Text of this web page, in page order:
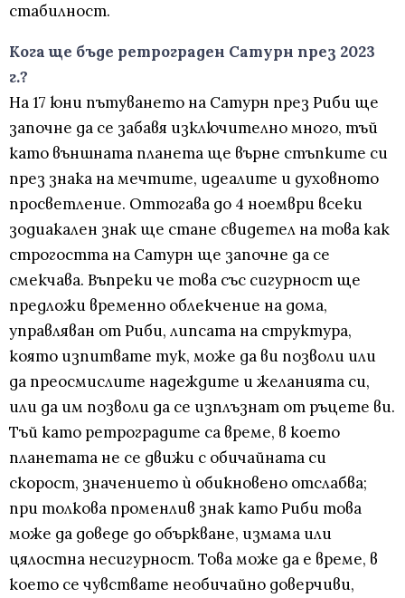
стабилност.
Кога ще бъде ретрограден Сатурн през 2023
г.?
На 17 юни пътуването на Сатурн през Риби ще
започне да се забавя изключително много, тъй
като външната планета ще върне стъпките си
през знака на мечтите, идеалите и духовното
просветление. Оттогава до 4 ноември всеки
зодиакален знак ще стане свидетел на това как
строгостта на Сатурн ще започне да се
смекчава. Въпреки че това със сигурност ще
предложи временно облекчение на дома,
управляван от Риби, липсата на структура,
която изпитвате тук, може да ви позволи или
да преосмислите надеждите и желанията си,
или да им позволи да се изплъзнат от ръцете ви.
Тъй като ретроградите са време, в което
планетата не се движи с обичайната си
скорост, значението ѝ обикновено отслабва;
при толкова променлив знак като Риби това
може да доведе до объркване, измама или
цялостна несигурност. Това може да е време, в
което се чувствате необичайно доверчиви,